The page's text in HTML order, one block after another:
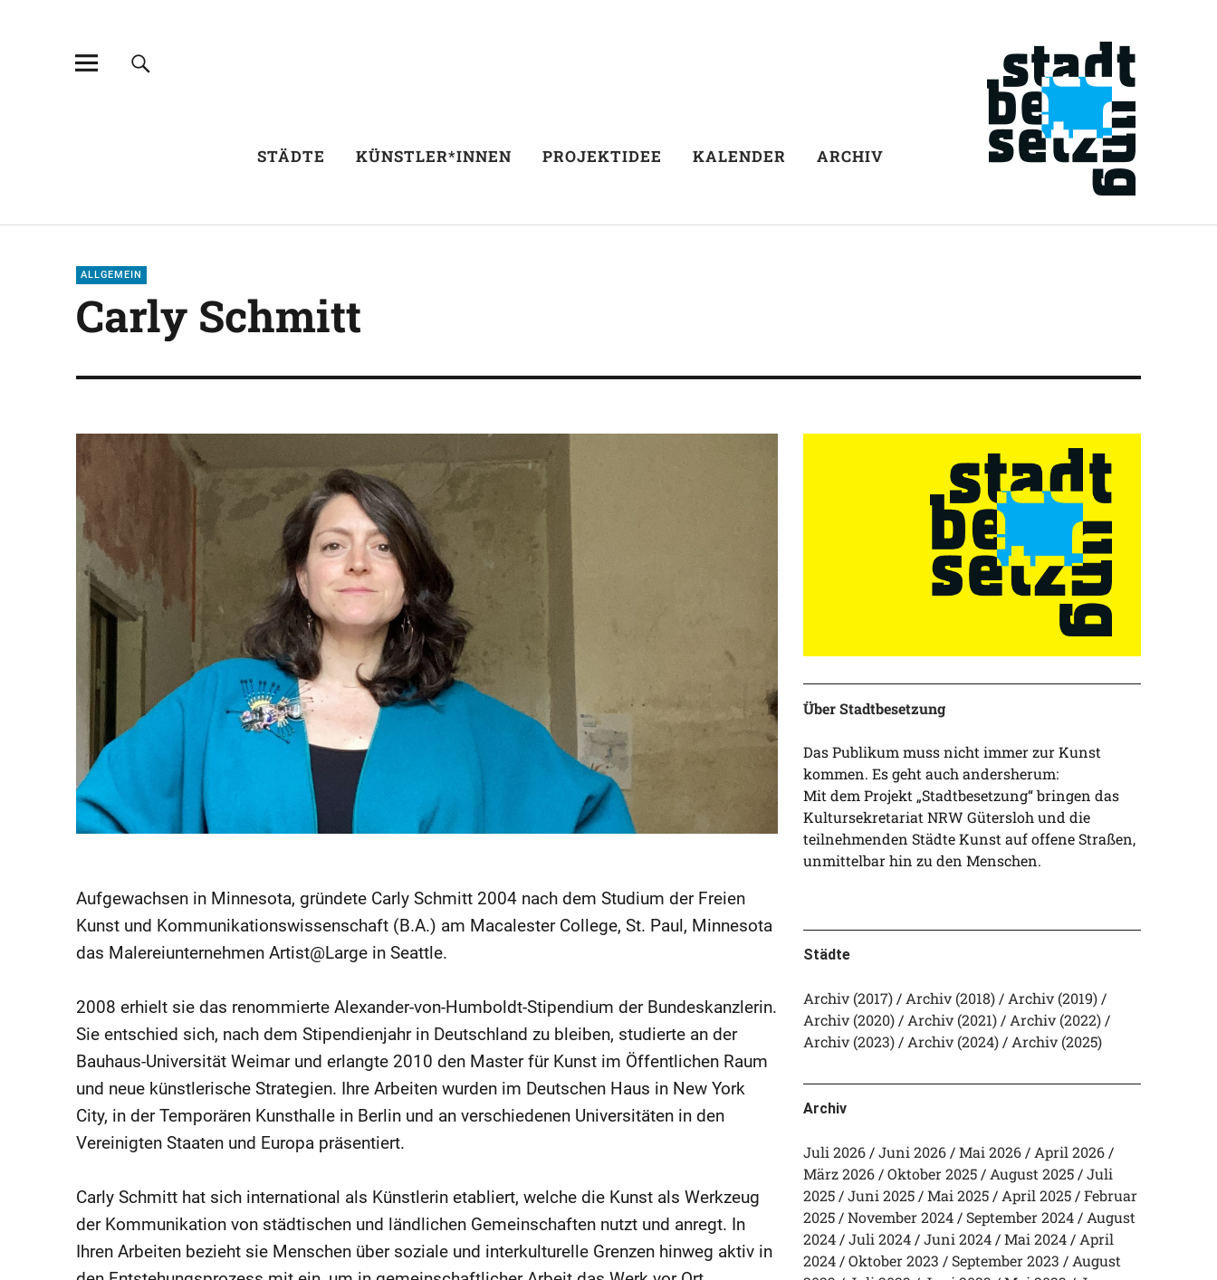
STÄDTE KÜNSTLER*INNEN PROJEKTIDEE KALENDER ARCHIV
ALLGEMEIN
Carly Schmitt
Aufgewachsen in Minnesota, gründete Carly Schmitt 2004 nach dem Studium der Freien
Kunst und Kommunikationswissenschaft (B.A.) am Macalester College, St. Paul, Minnesota
das Malereiunternehmen Artist@Large in Seattle.
2008 erhielt sie das renommierte Alexander-von-Humboldt-Stipendium der Bundeskanzlerin.
Sie entschied sich, nach dem Stipendienjahr in Deutschland zu bleiben, studierte an der
Bauhaus-Universität Weimar und erlangte 2010 den Master für Kunst im Öffentlichen Raum
und neue künstlerische Strategien. Ihre Arbeiten wurden im Deutschen Haus in New York
City, in der Temporären Kunsthalle in Berlin und an verschiedenen Universitäten in den
Vereinigten Staaten und Europa präsentiert.
Carly Schmitt hat sich international als Künstlerin etabliert, welche die Kunst als Werkzeug
der Kommunikation von städtischen und ländlichen Gemeinschaften nutzt und anregt. In
Ihren Arbeiten bezieht sie Menschen über soziale und interkulturelle Grenzen hinweg aktiv in
Über Stadtbesetzung
Das Publikum muss nicht immer zur Kunst
kommen. Es geht auch andersherum:
Mit dem Projekt „Stadtbesetzung“ bringen das
Kultursekretariat NRW Gütersloh und die
teilnehmenden Städte Kunst auf offene Straßen,
unmittelbar hin zu den Menschen.
Städte
Archiv (2017) Archiv (2018)
Archiv (2019)
Archiv (2020)
Archiv (2021)
Archiv (2022)
Archiv (2023)
Archiv (2024) Archiv (2025)
Archiv
Juli 2026 Juni 2026 Mai 2026
April 2026
März 2026
Oktober 2025 August 2025
Juli
2025
Juni 2025 Mai 2025 April 2025
Februar
2025
November 2024 September 2024
August
2024
Juli 2024 Juni 2024 Mai 2024
April
2024
Oktober 2023 September 2023
August